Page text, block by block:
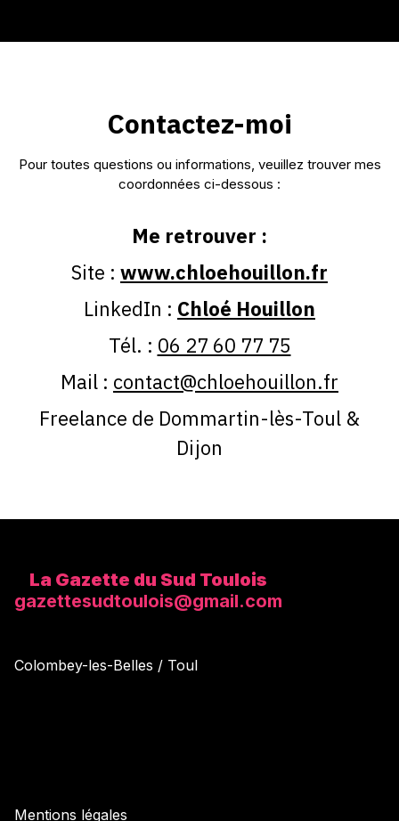
Contactez-moi
Me retrouver :
www.chloehouillon.fr
Chloé Houillon
06 27 60 77 75
contact@chloehouillon.fr
Freelance de Dommartin-lès-Toul &
Dijon
La Gazette du Sud Toulois
gazettesudtoulois@gmail.com
Colombey-les-Belles / Toul
Mentions légales